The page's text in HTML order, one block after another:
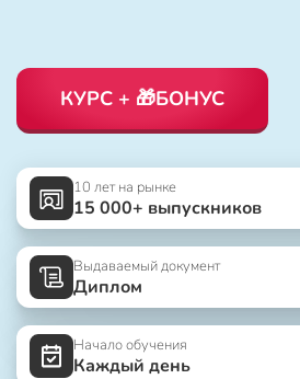
КУРС + 🎁БОНУС
10 лет на рынке
15 000+ выпускников
Выдаваемый документ
Диплом
Начало обучения
Каждый день